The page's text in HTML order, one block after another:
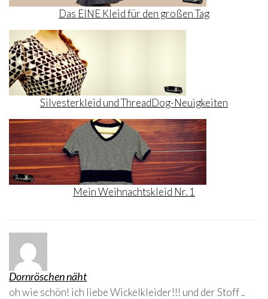
Das EINE Kleid für den großen Tag
Silvesterkleid und ThreadDog-Neuigkeiten
Mein Weihnachtskleid Nr. 1
Dornröschen näht
oh wie schön! ich liebe Wickelkleider!!! und der Stoff ..